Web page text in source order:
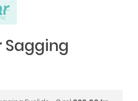
Sagging